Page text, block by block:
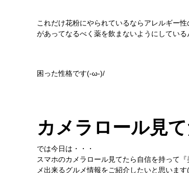
これだけ花粉にやられているならアレルギー
があってなるべく薬を飲まないようにしてい
困った性格です(-ω-)/
カメラロール見
では今日は・・・
スマホのカメラロール見てたら自信を持って
メ出来るグルメ情報をご紹介したいと思います